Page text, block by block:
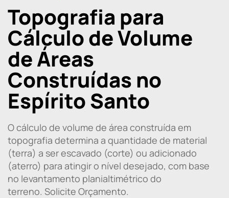
Topografia para
Cálculo de Volume
de Áreas
Construídas no
Espírito Santo
O cálculo de volume de área construída em
topografia determina a quantidade de material
(terra) a ser escavado (corte) ou adicionado
(aterro) para atingir o nível desejado, com base
no levantamento planialtimétrico do
terreno. Solicite Orçamento.